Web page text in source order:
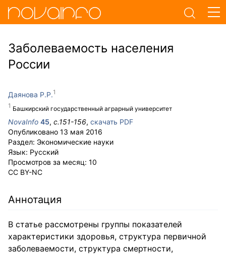
Заболеваемость населения
России
Даянова Р.Р.
Башкирский государственный аграрный университет
NovaInfo 45, с.151-156, скачать PDF
Опубликовано 13 мая 2016
Раздел: Экономические науки
Язык: Русский
Просмотров за месяц: 10
CC BY-NC
Аннотация
В статье рассмотрены группы показателей
характеристики здоровья, структура первичной
заболеваемости, структура смертности,